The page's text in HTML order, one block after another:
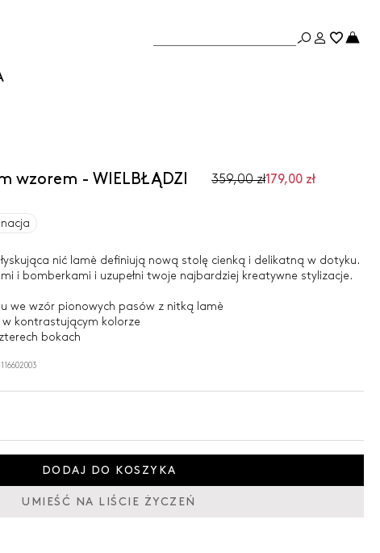
wzorem - WIELBŁĄDZI 359,00 zł179,00 zł
nić lamè definiują nową stolę cienką i delikatną w dotyku.
i bomberkami i uzupełni twoje najbardziej kreatywne stylizacje.
we wzór pionowych pasów z nitką lamè
kontrastującym kolorze
bokach
DODAJ DO KOSZYKA
UMIEŚĆ NA LIŚCIE ŻYCZEŃ